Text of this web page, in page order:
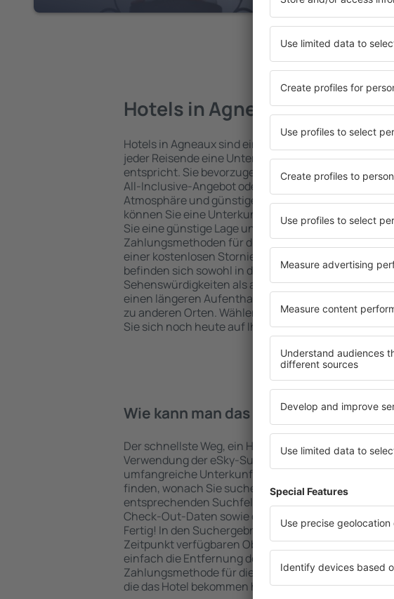
Hotels in Agneaux
Hotels in Agneaux sind eine vielfältige
jeder Reisende eine Unterkunft findet, die seinen
entspricht. Sie bevorzugen ein Hotel mit hohem
All-Inclusive-Angebot oder wählen Hotels aus, die
Atmosphäre und günstige Unterkünfte garantieren?
können Sie eine Unterkunft für jede Geldtasche
Sie eine günstige Lage und den Standard des Hotels
Zahlungsmethoden für die Unterkunft aus und die
einer kostenlosen Stornierung der Buchung. Hotels
befinden sich sowohl in der Nähe der beliebtesten
Sehenswürdigkeiten als auch abseits der Masse.
einen längeren Aufenthalt und als Ausgangspunkt
zu anderen Orten. Wählen Sie ein Hotel für sich aus
Sie sich noch heute auf Ihre Reise oder
Wie kann man das Hotel in in Agneaux
Der schnellste Weg, ein Hotel in Agneaux zu finden,
Verwendung der eSky-Suchmaschine für
umfangreiche Unterkunftsbasis garantiert, dass Sie
finden, wonach Sie suchen. Geben Sie den Reiseort in
entsprechenden Suchfelder ein, wählen Sie die
Check-Out-Daten sowie die Anzahl der Gäste und
Fertig! In den Suchergebnissen werden die zum
Zeitpunkt verfügbaren Objekte angezeigt. Sie
einfach die Entfernung des Hotels vom Zentrum, die
Zahlungsmethode für die Unterkunft oder die
die das Hotel bekommen hat, überprüfen.